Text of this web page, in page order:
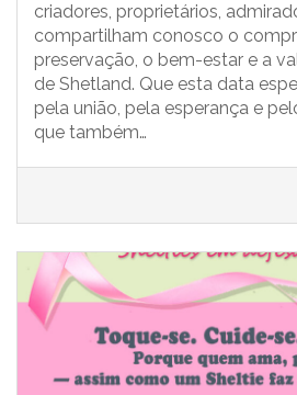
criadores, proprietários,
compartilham conosco o
preservação, o bem-estar e a
de Shetland. Que esta data
pela união, pela esperança e
que também…